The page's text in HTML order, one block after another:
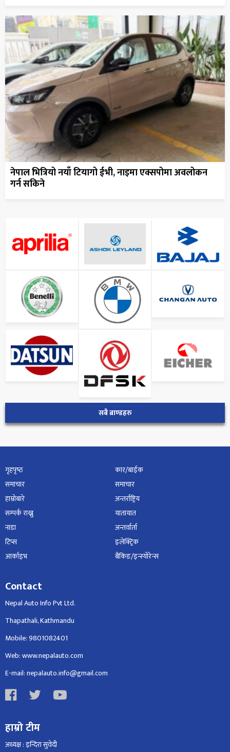
नेपाल भित्रियो नयाँ टियागो ईभी, नाइमा एक्सपोमा अवलोकन
गर्न सकिने
सबै ब्राण्डहरु
गृहपृष्‍ठ
समाचार
हाम्रोबारे
सम्पर्क राख्नु
नाडा
टिप्स
आर्काइभ
कार/बाईक
समाचार
अन्तर्राष्ट्रिय
यातायात
अन्तर्वार्ता
इलेक्ट्रिक
बैंकिङ/इन्स्योरेन्स
Contact
Nepal Auto Info Pvt Ltd.
Thapathali, Kathmandu
Mobile: 9801082401
Web: www.nepalauto.com
E-mail: nepalauto.info@gmail.com
हाम्रो टीम
अध्यक्ष : इन्दिरा सुवेदी